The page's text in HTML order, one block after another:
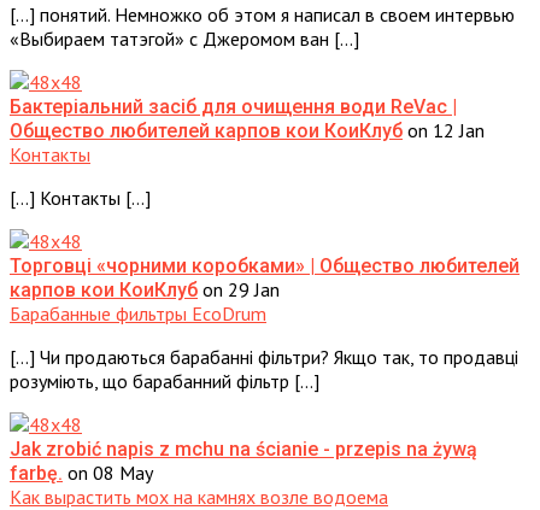
[…] понятий. Немножко об этом я написал в своем интервью
«Выбираем татэгой» с Джеромом ван […]
Бактеріальний засіб для очищення води ReVac |
Общество любителей карпов кои КоиКлуб on 12 Jan
Контакты
[…] Контакты […]
Торговці «чорними коробками» | Общество любителей
карпов кои КоиКлуб on 29 Jan
Барабанные фильтры EcoDrum
[…] Чи продаються барабанні фільтри? Якщо так, то продавці
розуміють, що барабанний фільтр […]
Jak zrobić napis z mchu na ścianie - przepis na żywą
farbę. on 08 May
Как вырастить мох на камнях возле водоема